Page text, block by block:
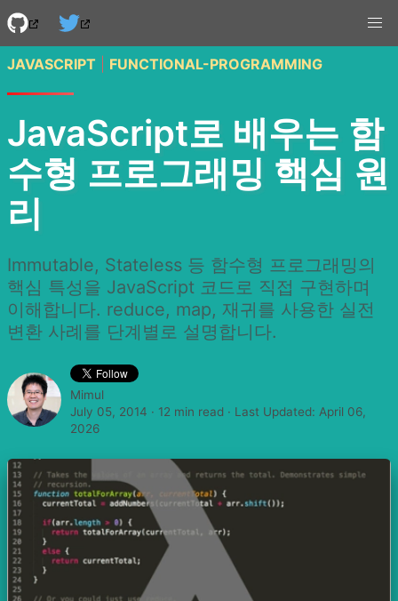
JAVASCRIPT FUNCTIONAL-PROGRAMMING
JavaScript로 배우는 함
수형 프로그래밍 핵심 원
리
Immutable, Stateless 등 함수형 프로그래밍의
핵심 특성을 JavaScript 코드로 직접 구현하며
이해합니다. reduce, map, 재귀를 사용한 실전
변환 사례를 단계별로 설명합니다.
Mimul
July 05, 2014 · 12 min read · Last Updated: April 06,
2026